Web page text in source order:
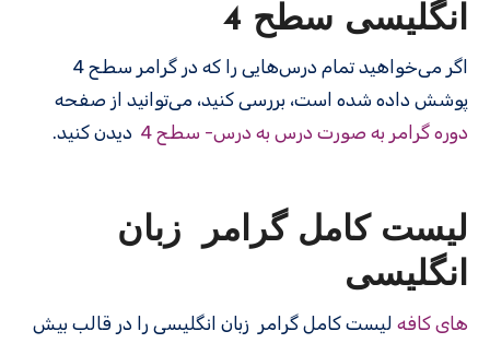
انگلیسی سطح 4
اگر می‌خواهید تمام درس‌هایی را که در گرامر سطح 4
پوشش داده شده است، بررسی کنید، می‌توانید از صفحه
دوره گرامر به صورت درس به درس- سطح 4
دیدن کنید.
لیست کامل گرامر زبان
انگلیسی
های کافه لیست کامل گرامر زبان انگلیسی را در قالب بیش